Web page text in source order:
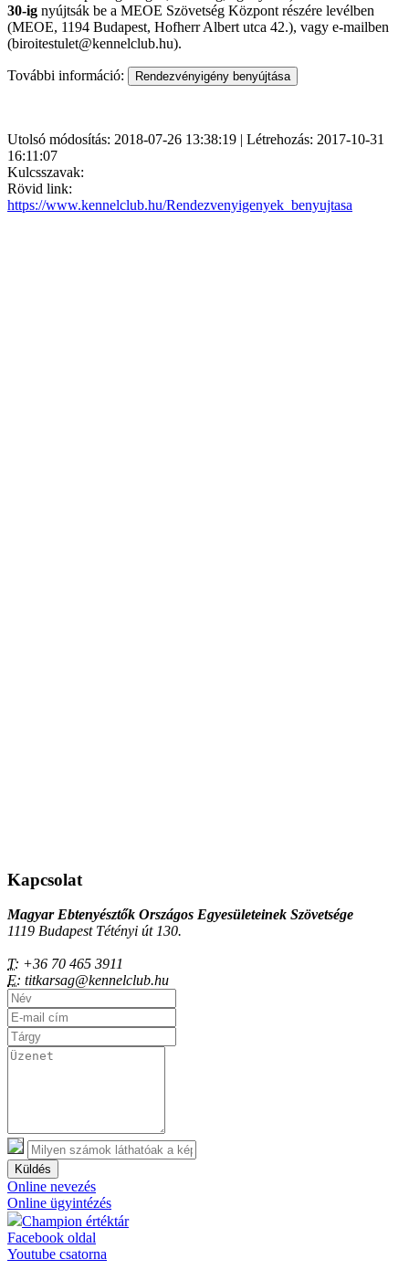
30-ig nyújtsák be a MEOE Szövetség Központ részére levélben
(MEOE, 1194 Budapest, Hofherr Albert utca 42.), vagy e-mailben
(biroitestulet@kennelclub.hu).
További információ:
Utolsó módosítás: 2018-07-26 13:38:19 | Létrehozás: 2017-10-31
16:11:07
Kulcsszavak:
Rövid link:
https://www.kennelclub.hu/Rendezvenyigenyek_benyujtasa
Kapcsolat
Magyar Ebtenyésztők Országos Egyesületeinek Szövetsége
1119 Budapest Tétényi út 130.
T: +36 70 465 3911
E: titkarsag@kennelclub.hu
Küldés
Online nevezés
Online ügyintézés
Champion értéktár
Facebook oldal
Youtube csatorna